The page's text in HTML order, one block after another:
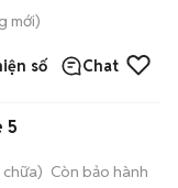
mới)
số Chat
5
Còn bảo hành